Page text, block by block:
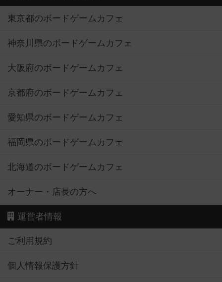
東京都のボードゲームカフェ
神奈川県のボードゲームカフェ
大阪府のボードゲームカフェ
京都府のボードゲームカフェ
愛知県のボードゲームカフェ
福岡県のボードゲームカフェ
北海道のボードゲームカフェ
オーナー・店長の方へ
運営者情報
ご利用規約
個人情報保護方針